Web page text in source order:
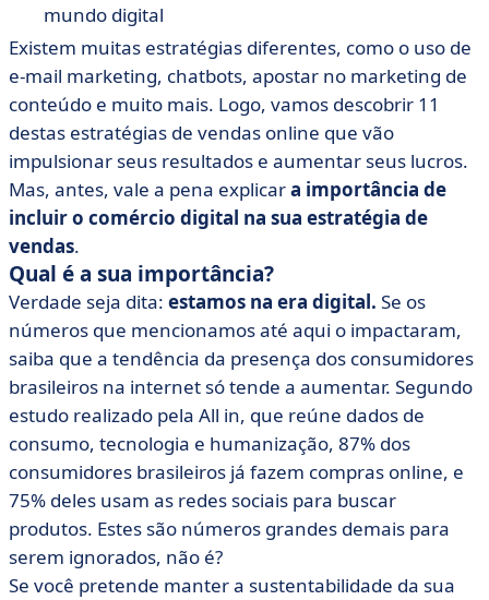
mundo digital
Existem muitas estratégias diferentes, como o uso de
e-mail marketing, chatbots, apostar no marketing de
conteúdo e muito mais. Logo, vamos descobrir 11
destas estratégias de vendas online que vão
impulsionar seus resultados e aumentar seus lucros.
Mas, antes, vale a pena explicara importância de
incluir o comércio digital na sua estratégia de
vendas.
Qual é a sua importância?
Verdade seja dita: estamos na era digital. Se os
números que mencionamos até aqui o impactaram,
saiba que a tendência da presença dos consumidores
brasileiros na internet só tende a aumentar. Segundo
estudo realizado pela All in, que reúne dados de
consumo, tecnologia e humanização, 87% dos
consumidores brasileiros já fazem compras online, e
75% deles usam as redes sociais para buscar
produtos. Estes são números grandes demais para
serem ignorados, não é?
Se você pretende manter a sustentabilidade da sua